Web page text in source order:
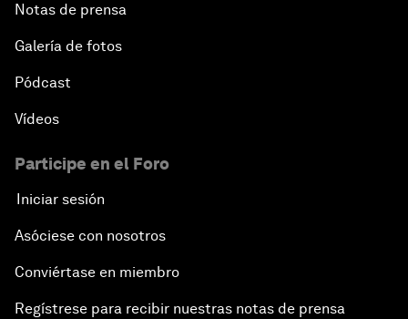
Notas de prensa
Galería de fotos
Pódcast
Vídeos
Participe en el Foro
Iniciar sesión
Asóciese con nosotros
Conviértase en miembro
Regístrese para recibir nuestras notas de prensa